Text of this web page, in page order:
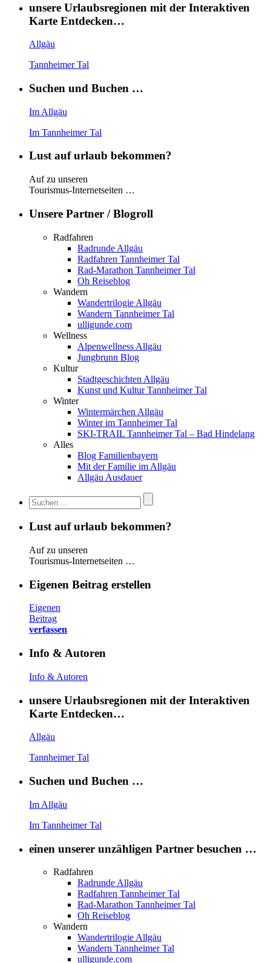
unsere Urlaubsregionen mit der Interaktiven
Karte Entdecken…
Allgäu
Tannheimer Tal
Suchen und Buchen …
Im Allgäu
Im Tannheimer Tal
Lust auf urlaub bekommen?
Auf zu unseren
Tourismus-Internetseiten …
Unsere Partner / Blogroll
Radfahren
Radrunde Allgäu
Radfahren Tannheimer Tal
Rad-Marathon Tannheimer Tal
Oh Reiseblog
Wandern
Wandertrilogie Allgäu
Wandern Tannheimer Tal
ulligunde.com
Wellness
Alpenwellness Allgäu
Jungbrunn Blog
Kultur
Stadtgeschichten Allgäu
Kunst und Kultur Tannheimer Tal
Winter
Wintermärchen Allgäu
Winter im Tannheimer Tal
SKI-TRAIL Tannheimer Tal – Bad Hindelang
Alles
Blog Familienbayern
Mit der Familie im Allgäu
Allgäu Ausdauer
Lust auf urlaub bekommen?
Auf zu unseren
Tourismus-Internetseiten …
Eigenen Beitrag erstellen
Eigenen
Beitrag
verfassen
Info & Autoren
Info & Autoren
unsere Urlaubsregionen mit der Interaktiven
Karte Entdecken…
Allgäu
Tannheimer Tal
Suchen und Buchen …
Im Allgäu
Im Tannheimer Tal
einen unserer unzähligen Partner besuchen …
Radfahren
Radrunde Allgäu
Radfahren Tannheimer Tal
Rad-Marathon Tannheimer Tal
Oh Reiseblog
Wandern
Wandertrilogie Allgäu
Wandern Tannheimer Tal
ulligunde.com